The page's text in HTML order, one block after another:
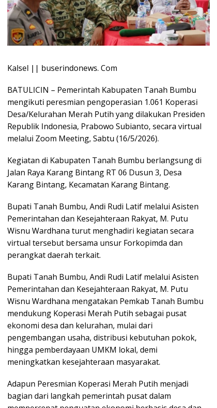
Kalsel || buserindonews. Com
BATULICIN – Pemerintah Kabupaten Tanah Bumbu
mengikuti peresmian pengoperasian 1.061 Koperasi
Desa/Kelurahan Merah Putih yang dilakukan Presiden
Republik Indonesia, Prabowo Subianto, secara virtual
melalui Zoom Meeting, Sabtu (16/5/2026).
Kegiatan di Kabupaten Tanah Bumbu berlangsung di
Jalan Raya Karang Bintang RT 06 Dusun 3, Desa
Karang Bintang, Kecamatan Karang Bintang.
Bupati Tanah Bumbu, Andi Rudi Latif melalui Asisten
Pemerintahan dan Kesejahteraan Rakyat, M. Putu
Wisnu Wardhana turut menghadiri kegiatan secara
virtual tersebut bersama unsur Forkopimda dan
perangkat daerah terkait.
Bupati Tanah Bumbu, Andi Rudi Latif melalui Asisten
Pemerintahan dan Kesejahteraan Rakyat, M. Putu
Wisnu Wardhana mengatakan Pemkab Tanah Bumbu
mendukung Koperasi Merah Putih sebagai pusat
ekonomi desa dan kelurahan, mulai dari
pengembangan usaha, distribusi kebutuhan pokok,
hingga pemberdayaan UMKM lokal, demi
meningkatkan kesejahteraan masyarakat.
Adapun Peresmian Koperasi Merah Putih menjadi
bagian dari langkah pemerintah pusat dalam